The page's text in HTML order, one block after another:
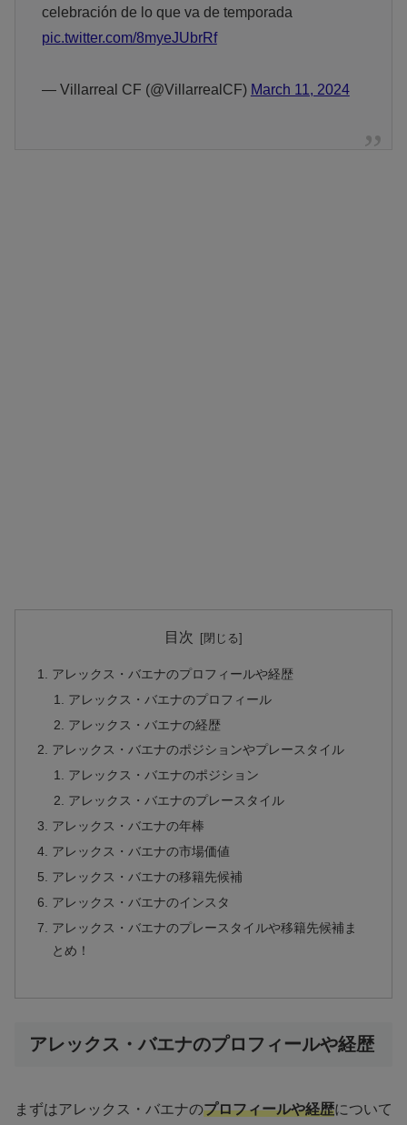
celebración de lo que va de temporada
pic.twitter.com/8myeJUbrRf
— Villarreal CF (@VillarrealCF) March 11, 2024
目次
アレックス・バエナのプロフィールや経歴
アレックス・バエナのプロフィール
アレックス・バエナの経歴
アレックス・バエナのポジションやプレースタイル
アレックス・バエナのポジション
アレックス・バエナのプレースタイル
アレックス・バエナの年棒
アレックス・バエナの市場価値
アレックス・バエナの移籍先候補
アレックス・バエナのインスタ
アレックス・バエナのプレースタイルや移籍先候補ま
とめ！
アレックス・バエナのプロフィールや経歴
まずはアレックス・バエナのプロフィールや経歴について